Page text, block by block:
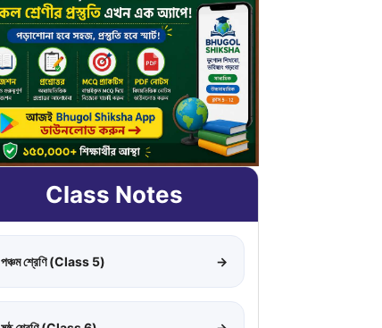
Class Notes
পঞ্চম শ্রেণি (Class 5) →